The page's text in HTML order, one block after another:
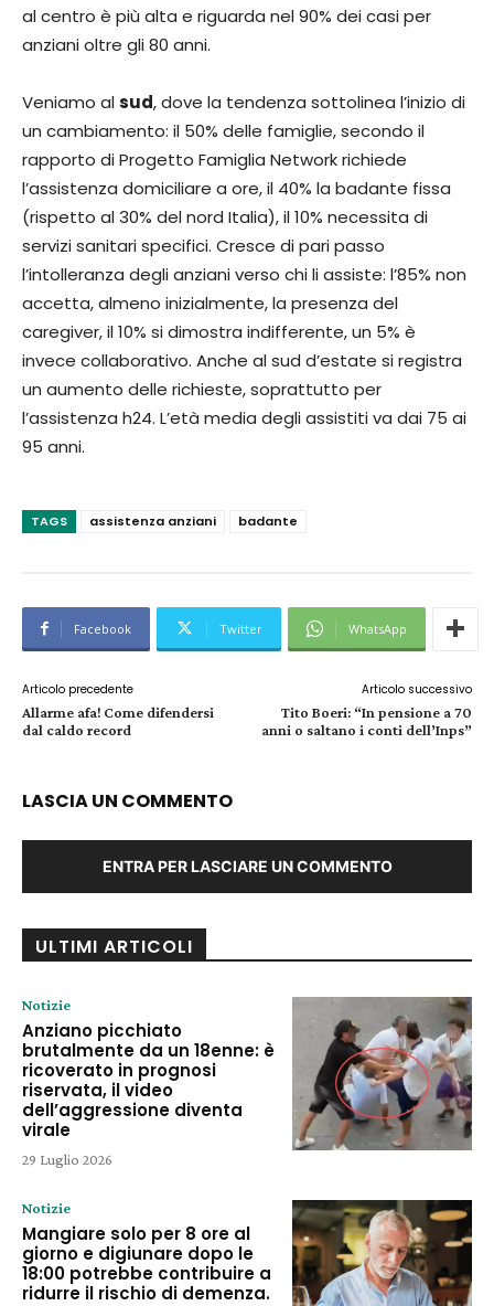
al centro è più alta e riguarda nel 90% dei casi per
anziani oltre gli 80 anni.
Veniamo alsud, dove la tendenza sottolinea l’inizio di
un cambiamento: il 50% delle famiglie, secondo il
rapporto di Progetto Famiglia Network richiede
l’assistenza domiciliare a ore, il 40% la badante fissa
(rispetto al 30% del nord Italia), il 10% necessita di
servizi sanitari specifici. Cresce di pari passo
l’intolleranza degli anziani verso chi li assiste: l’85% non
accetta, almeno inizialmente, la presenza del
caregiver, il 10% si dimostra indifferente, un 5% è
invece collaborativo. Anche al sud d’estate si registra
un aumento delle richieste, soprattutto per
l’assistenza h24. L’età media degli assistiti va dai 75 ai
95 anni.
TAGS assistenza anziani badante
Facebook Twitter WhatsApp
Articolo precedente
Allarme afa! Come difendersi
dal caldo record
Articolo successivo
Tito Boeri: “In pensione a 70
anni o saltano i conti dell’Inps”
LASCIA UN COMMENTO
ENTRA PER LASCIARE UN COMMENTO
ULTIMI ARTICOLI
Notizie
Anziano picchiato
brutalmente da un 18enne: è
ricoverato in prognosi
riservata, il video
dell’aggressione diventa
virale
29 Luglio 2026
Notizie
Mangiare solo per 8 ore al
giorno e digiunare dopo le
18:00 potrebbe contribuire a
ridurre il rischio di demenza.